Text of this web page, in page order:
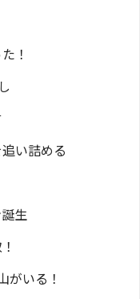
！
い詰める
生
がいる！